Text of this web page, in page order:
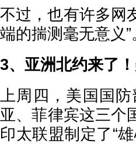
不过，也有许多网
端的揣测毫无意义”
3、亚洲北约来了
上周四，美国国
亚、菲律宾这三个
印太联盟制定了“